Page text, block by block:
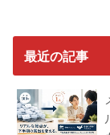
最近の記事